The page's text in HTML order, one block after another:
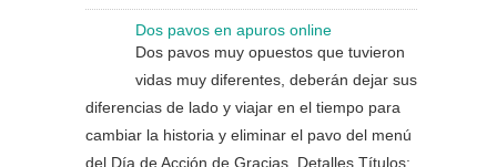
Dos pavos en apuros online
Dos pavos muy opuestos que tuvieron
vidas muy diferentes, deberán dejar sus
diferencias de lado y viajar en el tiempo para
cambiar la historia y eliminar el pavo del menú
del Día de Acción de Gracias. Detalles Títulos: